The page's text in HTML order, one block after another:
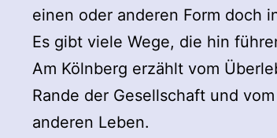
einen oder anderen Form doch
Es gibt viele Wege, die hin
Am Kölnberg erzählt vom
Rande der Gesellschaft und
anderen Leben.